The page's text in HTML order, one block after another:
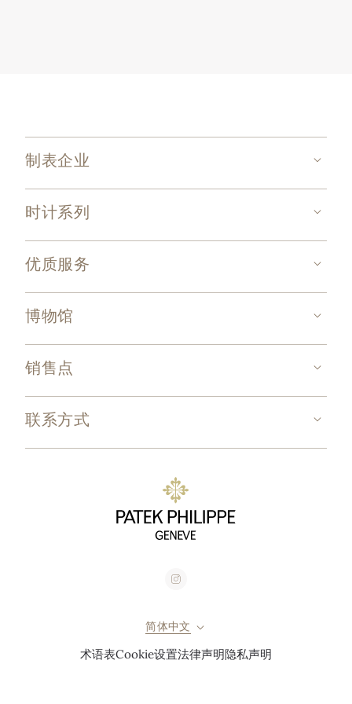
制表企业
时计系列
优质服务
博物馆
销售点
联系方式
简体中文
术语表Cookie设置法律声明隐私声明